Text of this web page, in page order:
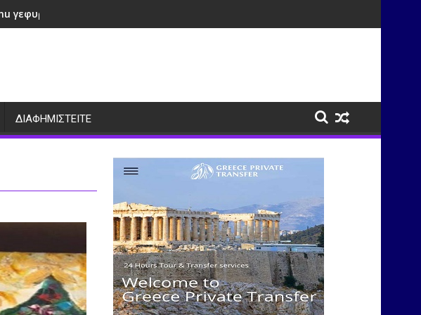
γεφυρώνουν πολιτισμούς μέσα από τη μουσική
ΔΙΑΦΗΜΙΣΤΕΙΤΕ